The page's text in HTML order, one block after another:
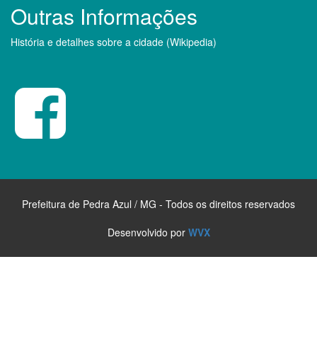
Outras Informações
História e detalhes sobre a cidade (Wikipedia)
Prefeitura de Pedra Azul / MG - Todos os direitos reservados
Desenvolvido por WVX